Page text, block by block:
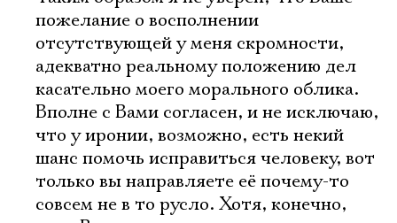
пожелание о восполнении
отсутствующей у меня скромности,
адекватно реальному положению дел
касательно моего морального облика.
Вполне с Вами согласен, и не исключаю,
что у иронии, возможно, есть некий
шанс помочь исправиться человеку, вот
только вы направляете её почему-то
совсем не в то русло. Хотя, конечно,